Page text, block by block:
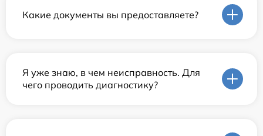
Какие документы вы предоставляете?
Я уже знаю, в чем неисправность. Для
чего проводить диагностику?